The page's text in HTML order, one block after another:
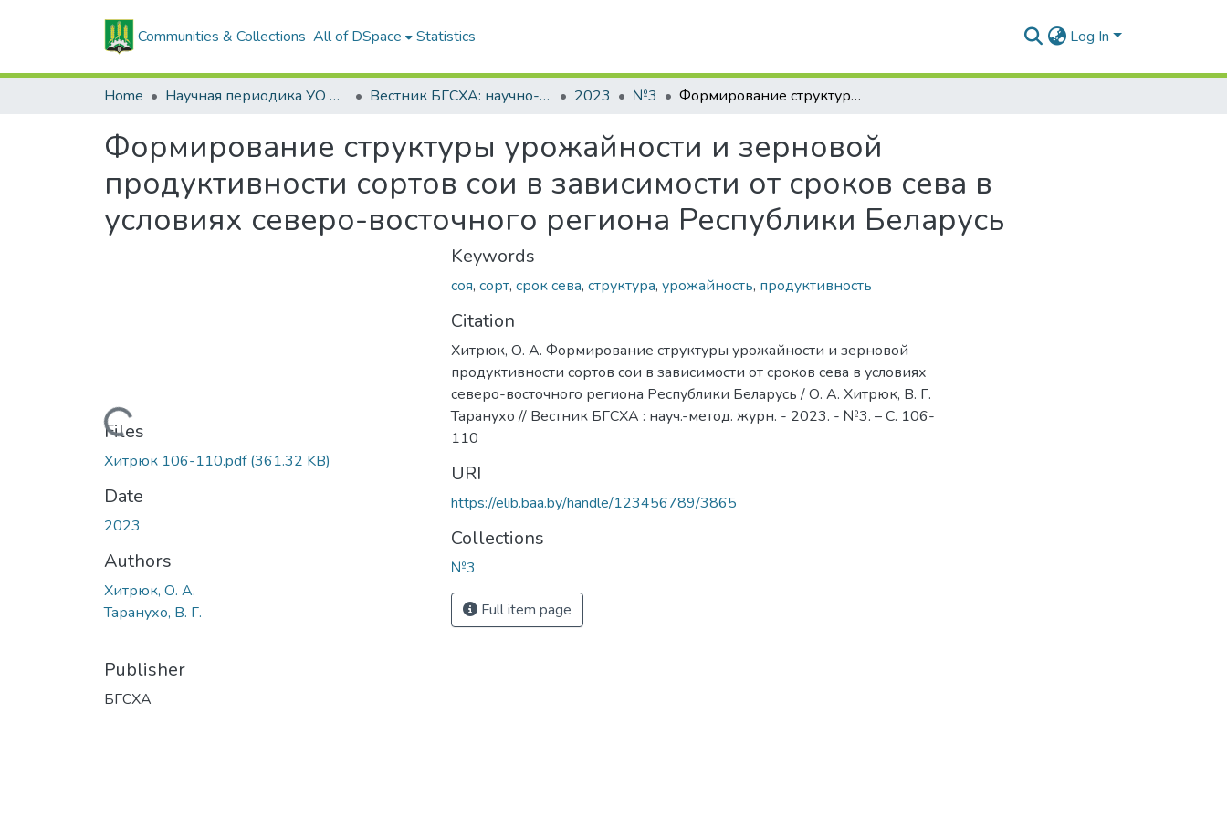
Communities & Collections All of DSpace Statistics Log In
Home Научная периодика УО БГСХА Вестник БГСХА: научно-методический журнал Белорусской государственной сельскохозяйственной академии 2023 №3 Формирование структуры урожайности и зерновой продуктивности сортов сои в зависимости от сроков сева в условиях северо-восточного региона Республики Беларусь
Формирование структуры урожайности и зерновой
продуктивности сортов сои в зависимости от сроков сева в
условиях северо-восточного региона Республики Беларусь
Loading...
Files
Хитрюк 106-110.pdf(361.32 KB)
Date
2023
Authors
Хитрюк, О. А.
Таранухо, В. Г.
Publisher
БГСХА
Keywords
соя, сорт, срок сева, структура, урожайность, продуктивность
Citation
Хитрюк, О. А. Формирование структуры урожайности и зерновой
продуктивности сортов сои в зависимости от сроков сева в условиях
северо-восточного региона Республики Беларусь / О. А. Хитрюк, В. Г.
Таранухо // Вестник БГСХА : науч.-метод. журн. - 2023. - №3. – С. 106-
110
URI
https://elib.baa.by/handle/123456789/3865
Collections
№3
Full item page